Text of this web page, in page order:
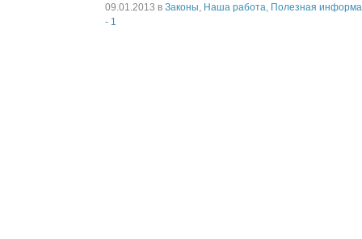
09.01.2013 в Законы Наша работа Полезная
- 1